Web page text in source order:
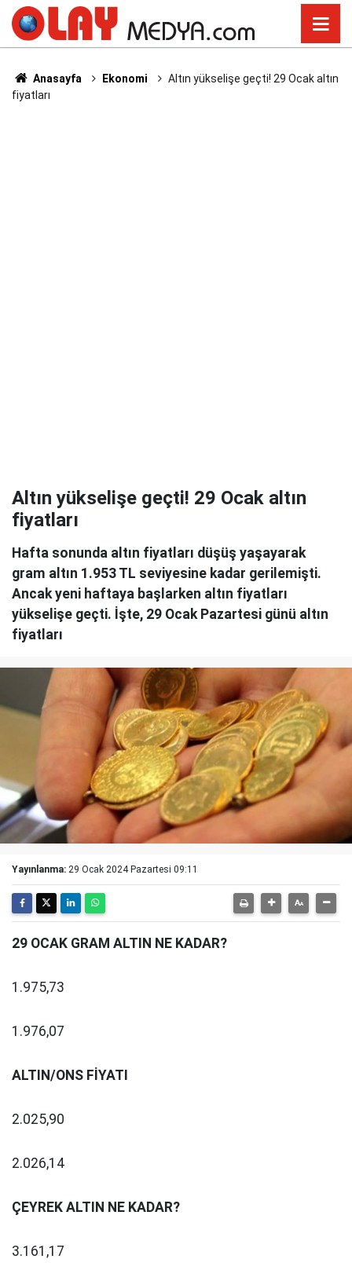
Anasayfa Ekonomi
Altın yükselişe geçti! 29 Ocak altın
fiyatları
Altın yükselişe geçti! 29 Ocak altın
fiyatları
Hafta sonunda altın fiyatları düşüş yaşayarak
gram altın 1.953 TL seviyesine kadar gerilemişti.
Ancak yeni haftaya başlarken altın fiyatları
yükselişe geçti. İşte, 29 Ocak Pazartesi günü altın
fiyatları
Yayınlanma: 29 Ocak 2024 Pazartesi 09:11
29 OCAK GRAM ALTIN NE KADAR?
1.975,73
1.976,07
ALTIN/ONS FİYATI
2.025,90
2.026,14
ÇEYREK ALTIN NE KADAR?
3.161,17